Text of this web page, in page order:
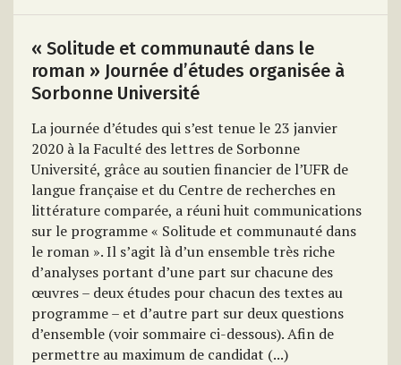
« Solitude et communauté dans le
roman » Journée d’études organisée à
Sorbonne Université
La journée d’études qui s’est tenue le 23 janvier
2020 à la Faculté des lettres de Sorbonne
Université, grâce au soutien financier de l’UFR de
langue française et du Centre de recherches en
littérature comparée, a réuni huit communications
sur le programme « Solitude et communauté dans
le roman ». Il s’agit là d’un ensemble très riche
d’analyses portant d’une part sur chacune des
œuvres – deux études pour chacun des textes au
programme – et d’autre part sur deux questions
d’ensemble (voir sommaire ci-dessous). Afin de
permettre au maximum de candidat (...)